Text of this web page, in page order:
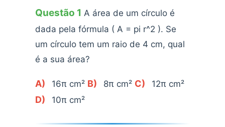
Questão 1 A área de um círculo é
dada pela fórmula ( A = pi r^2 ). Se
um círculo tem um raio de 4 cm, qual
é a sua área?
A) 16π cm² B) 8π cm² C) 12π cm²
D) 10π cm²